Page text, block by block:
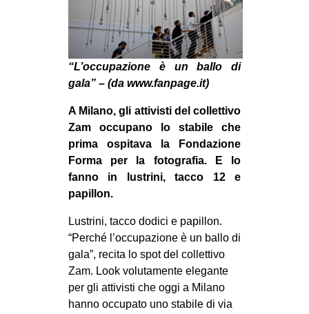
SPAZI
SPORT POPOLARE
MOVIMENTI
AMBIENTE
ANTIFASCISMO
DIRITTO ALL’ABITARE
GENERI
MIGRAZIONI
REPRESSIONE
STUDENTI
CULTURE
ARTE
“L’occupazione è un ballo di
gala” – (da www.fanpage.it)
A Milano, gli attivisti del collettivo
Zam occupano lo stabile che
prima ospitava la Fondazione
Forma per la fotografia. E lo
fanno in lustrini, tacco 12 e
papillon.
Lustrini, tacco dodici e papillon.
“Perché l’occupazione è un ballo di
gala”, recita lo spot del collettivo
Zam. Look volutamente elegante
per gli attivisti che oggi a Milano
hanno occupato uno stabile di via